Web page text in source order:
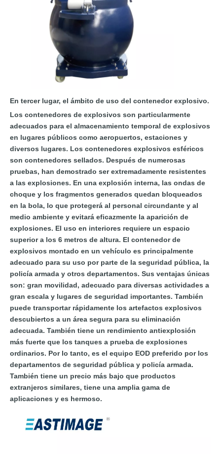
En tercer lugar, el ámbito de uso del contenedor explosivo.
Los contenedores de explosivos son particularmente
adecuados para el almacenamiento temporal de explosivos
en lugares públicos como aeropuertos, estaciones y
diversos lugares. Los contenedores explosivos esféricos
son contenedores sellados. Después de numerosas
pruebas, han demostrado ser extremadamente resistentes
a las explosiones. En una explosión interna, las ondas de
choque y los fragmentos generados quedan bloqueados
en la bola, lo que protegerá al personal circundante y al
medio ambiente y evitará eficazmente la aparición de
explosiones. El uso en interiores requiere un espacio
superior a los 6 metros de altura. El contenedor de
explosivos montado en un vehículo es principalmente
adecuado para su uso por parte de la seguridad pública, la
policía armada y otros departamentos. Sus ventajas únicas
son: gran movilidad, adecuado para diversas actividades a
gran escala y lugares de seguridad importantes. También
puede transportar rápidamente los artefactos explosivos
descubiertos a un área segura para su eliminación
adecuada. También tiene un rendimiento antiexplosión
más fuerte que los tanques a prueba de explosiones
ordinarios. Por lo tanto, es el equipo EOD preferido por los
departamentos de seguridad pública y policía armada.
También tiene un precio más bajo que productos
extranjeros similares, tiene una amplia gama de
aplicaciones y es hermoso.